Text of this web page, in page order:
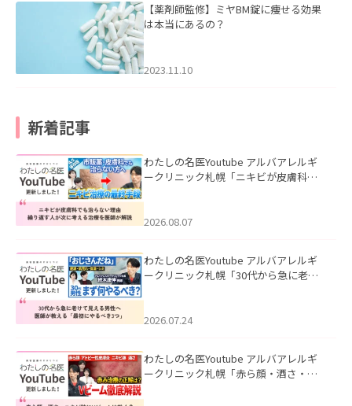
【薬剤師監修】ミヤBM錠に痩せる効果
は本当にあるの？
2023.11.10
新着記事
わたしの名医Youtube アルバアレルギ
ークリニック札幌「ニキビが皮膚科で
ました。
2026.08.07
わたしの名医Youtube アルバアレルギ
ークリニック札幌「30代から急に老け
た。
2026.07.24
わたしの名医Youtube アルバアレルギ
ークリニック札幌「赤ら顔・酒さ・ニ